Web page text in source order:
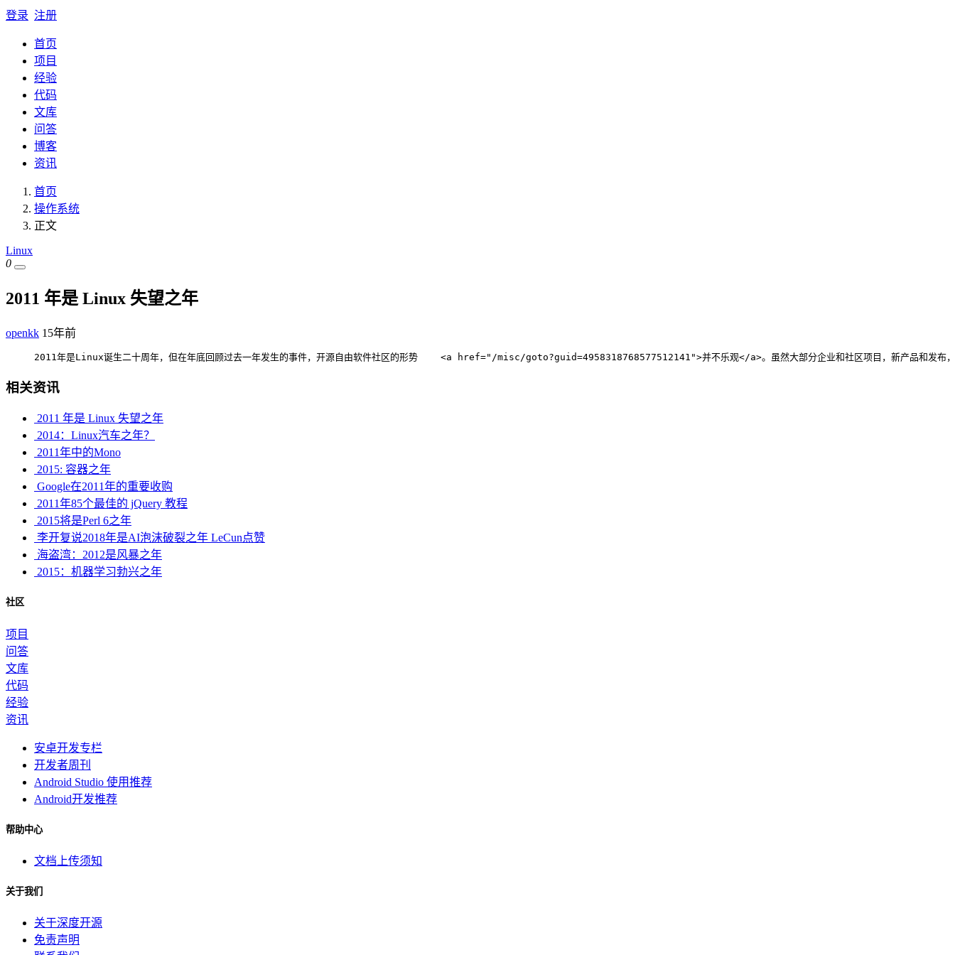
登录 注册
首页
项目
经验
代码
文库
问答
博客
资讯
首页
操作系统
正文
Linux
0
2011 年是 Linux 失望之年
openkk 15年前
2011年是Linux诞生二十周年，但在年底回顾过去一年发生的事件，开源自由软件社区的形势    <a href="/misc/goto?guid=4958318768577512141">并不乐观</a>。虽然大部分企业和社区项目，新产品
相关资讯
2011 年是 Linux 失望之年
2014：Linux汽车之年？
2011年中的Mono
2015: 容器之年
Google在2011年的重要收购
2011年85个最佳的 jQuery 教程
2015将是Perl 6之年
李开复说2018年是AI泡沫破裂之年 LeCun点赞
海盗湾：2012是风暴之年
2015：机器学习勃兴之年
社区
项目
问答
文库
代码
经验
资讯
安卓开发专栏
开发者周刊
Android Studio 使用推荐
Android开发推荐
帮助中心
文档上传须知
关于我们
关于深度开源
免责声明